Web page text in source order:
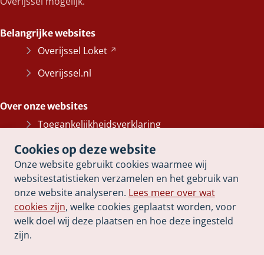
Cookies op deze website
Onze website gebruikt cookies waarmee wij
websitestatistieken verzamelen en het gebruik van
onze website analyseren. Lees meer over wat
cookies zijn, welke cookies geplaatst worden, voor
welk doel wij deze plaatsen en hoe deze ingesteld
zijn.
Belangrijke websites
Overijssel Loket
Overijssel.nl
Over onze websites
Toegankelijkheidsverklaring
Bescherming persoonsgegevens
Informatiebeveiliging
Cookieverklaring
Proclaimer